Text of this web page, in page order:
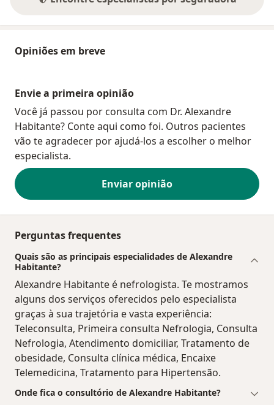
Opiniões em breve
Envie a primeira opinião
Você já passou por consulta com Dr. Alexandre
Habitante? Conte aqui como foi. Outros pacientes
vão te agradecer por ajudá-los a escolher o melhor
especialista.
Enviar opinião
Perguntas frequentes
Quais são as principais especialidades de Alexandre
Habitante?
Alexandre Habitante é nefrologista. Te mostramos
alguns dos serviços oferecidos pelo especialista
graças à sua trajetória e vasta experiência:
Teleconsulta, Primeira consulta Nefrologia, Consulta
Nefrologia, Atendimento domiciliar, Tratamento de
obesidade, Consulta clínica médica, Encaixe
Telemedicina, Tratamento para Hipertensão.
Onde fica o consultório de Alexandre Habitante?